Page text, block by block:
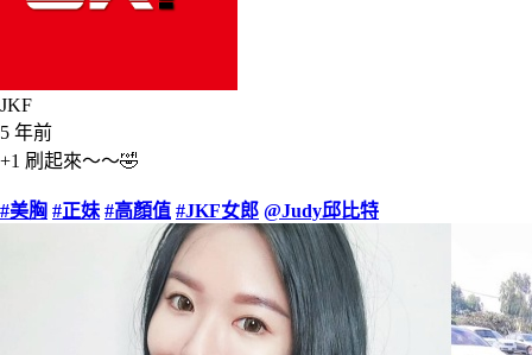
JKF
5 年前
+1 刷起來～～🤣
#美胸 #正妹 #高顏值 #JKF女郎 @Judy邱比特